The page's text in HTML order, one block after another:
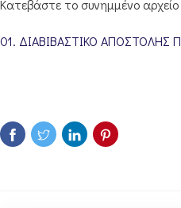
Κατεβάστε το συνημμένο αρχείο
01. ΔΙΑΒΙΒΑΣΤΙΚΟ ΑΠΟΣΤΟΛΗΣ